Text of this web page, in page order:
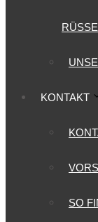
KONTAKT
SO